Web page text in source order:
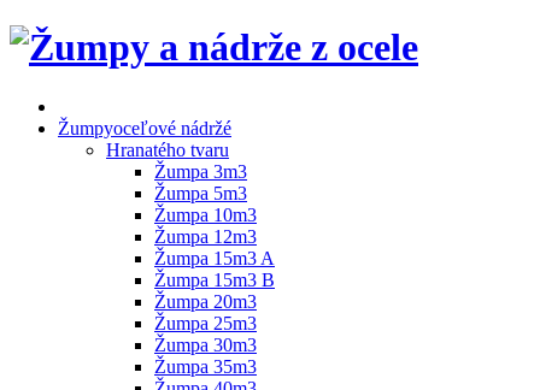
Žumpyoceľové nádržé
Hranatého tvaru
Žumpa 3m3
Žumpa 5m3
Žumpa 10m3
Žumpa 12m3
Žumpa 15m3 A
Žumpa 15m3 B
Žumpa 20m3
Žumpa 25m3
Žumpa 30m3
Žumpa 35m3